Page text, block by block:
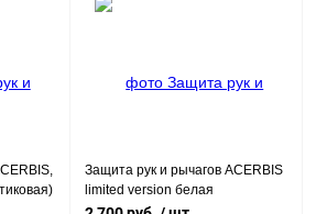
Защита рук и рычагов ACERBIS
limited version белая